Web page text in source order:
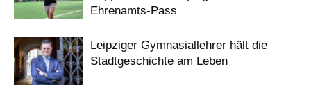
Ehrenamts-Pass
Leipziger Gymnasiallehrer hält die
Stadtgeschichte am Leben